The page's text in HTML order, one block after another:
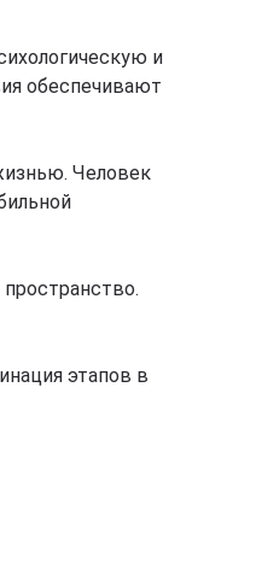
и
обеспечивают
Человек
этапов в